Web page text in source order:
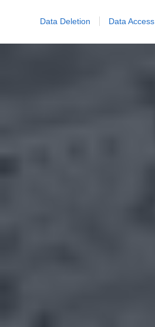
Data Deletion Data Access